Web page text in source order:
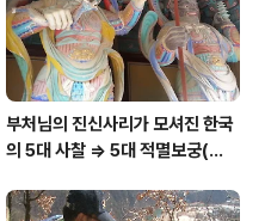
부처님의 진신사리가 모셔진 한국
의 5대 사찰 => 5대 적멸보궁(寂